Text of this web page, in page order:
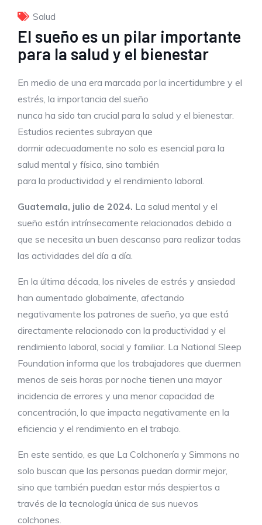
Salud
El sueño es un pilar importante
para la salud y el bienestar
En medio de una era marcada por la incertidumbre y el
estrés, la importancia del sueño
nunca ha sido tan crucial para la salud y el bienestar.
Estudios recientes subrayan que
dormir adecuadamente no solo es esencial para la
salud mental y física, sino también
para la productividad y el rendimiento laboral.
Guatemala, julio de 2024. La salud mental y el
sueño están intrínsecamente relacionados debido a
que se necesita un buen descanso para realizar todas
las actividades del día a día.
En la última década, los niveles de estrés y ansiedad
han aumentado globalmente, afectando
negativamente los patrones de sueño, ya que está
directamente relacionado con la productividad y el
rendimiento laboral, social y familiar. La National Sleep
Foundation informa que los trabajadores que duermen
menos de seis horas por noche tienen una mayor
incidencia de errores y una menor capacidad de
concentración, lo que impacta negativamente en la
eficiencia y el rendimiento en el trabajo.
En este sentido, es que La Colchonería y Simmons no
solo buscan que las personas puedan dormir mejor,
sino que también puedan estar más despiertos a
través de la tecnología única de sus nuevos
colchones.